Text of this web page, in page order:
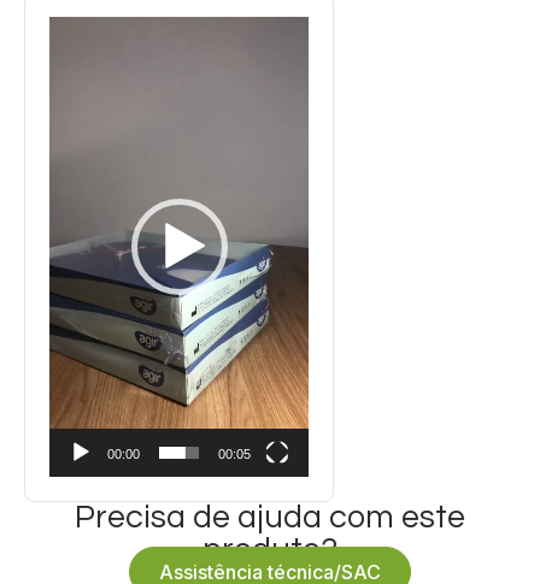
00:00 00:05
Precisa de ajuda com este
produto?
Assistência técnica/SAC